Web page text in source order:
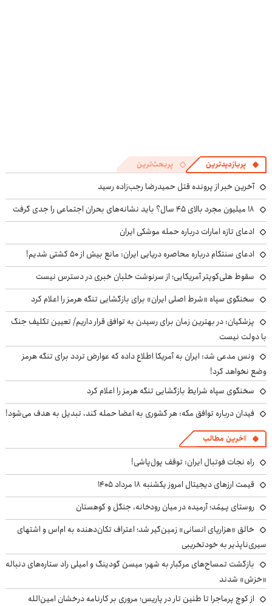
پربازدیدترین پربحث‌ترین
آخرین خبر از پرونده قتل حمیدرضا رجب‌زاده رسید
۱۸ میلیون مجرد بالای ۴۵ سال؟ باید نشانه‌های بحران اجتماعی را جدی گرفت
ادعای تازه امارات درباره حمله موشکی ایران
ادعای سنتکام درباره محاصره دریایی ایران: مانع بیش از ۵۰ کشتی شدیم!
سقوط هلی‌کوپتر آمریکایی؛ از سرنوشت خلبان خبری در دسترس نیست
سخنگوی سپاه «شرط اصلی ایران» برای بازگشایی تنگه هرمز را اعلام کرد
پزشکیان‌: در بهترین زمان برای رسیدن به توافق قرار داریم/ تعیین تکلیف جنگ
با دولت نیست
ونس مدعی شد: ایران به آمریکا اطلاع داده که عوارض تردد برای تنگه هرمز
وضع نخواهد کرد!
سخنگوی سپاه شرایط بازگشایی تنگه هرمز را اعلام کرد
فیدان درباره توافق مکه: هر کشوری به اعضا حمله کند، تبدیل به هدف می‌شود!
آخرین مطالب
راه نجات فوتبال ایران: توقف پول‌پاشی!
قیمت ارزهای دیجیتال امروز یکشنبه ۱۸ مرداد ۱۴۰۵
روستای پـِیمُد؛ آرمیده در میان رودخانه، جنگل و کوهستان
خالق «هزارپای انسانی» زمین‌گیر شد؛ اعتراف تکان‌دهنده به ام‌اس و اشتهای
سیری‌ناپذیر به خودتخریبی
بازگشت تمساح‌های مرگبار به شهر؛ میسن گودینگ و امیلی راد ستاره‌های دنباله
«خزش» شدند
از کوچ‌ پرماجرا تا طنین تار در پاریس؛ مروری بر کارنامه درخشان امین‌الله